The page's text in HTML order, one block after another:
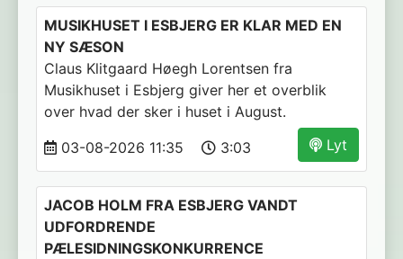
MUSIKHUSET I ESBJERG ER KLAR MED EN
NY SÆSON
Claus Klitgaard Høegh Lorentsen fra
Musikhuset i Esbjerg giver her et overblik
over hvad der sker i huset i August.
Lyt
03-08-2026 11:35 3:03
JACOB HOLM FRA ESBJERG VANDT
UDFORDRENDE
PÆLESIDNINGSKONKURRENCE